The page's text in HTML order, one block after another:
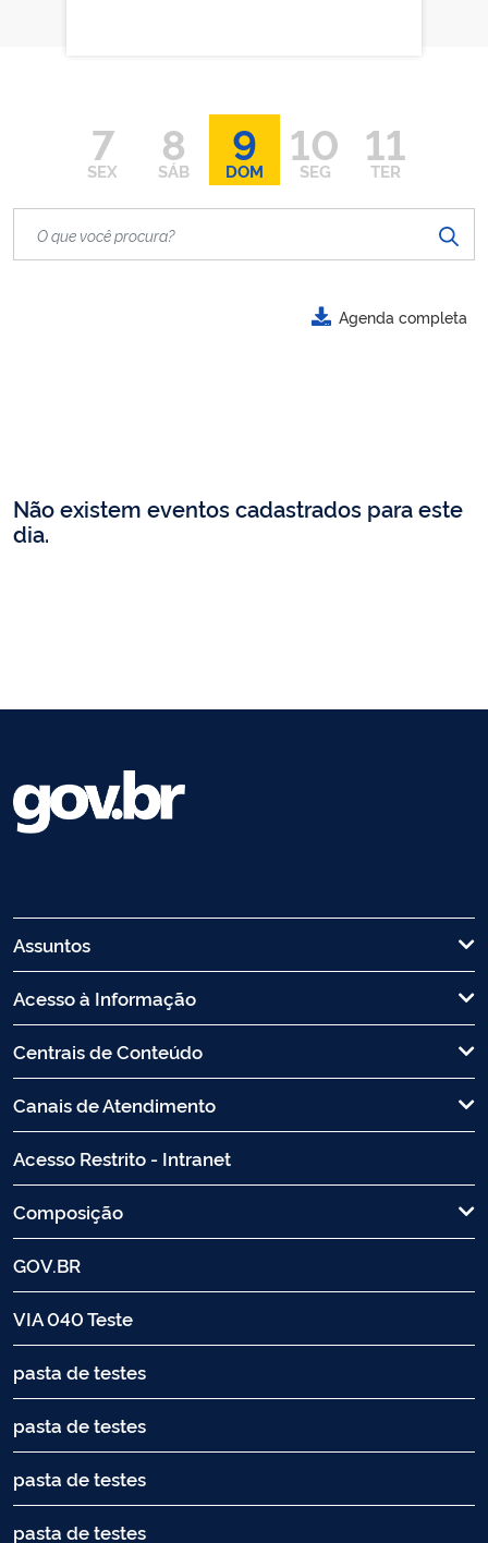
7
SEX
8
SÁB
9
DOM
10
SEG
11
TER
Agenda completa
Não existem eventos cadastrados para este
dia.
Assuntos
Acesso à Informação
Centrais de Conteúdo
Canais de Atendimento
Acesso Restrito - Intranet
Composição
GOV.BR
VIA 040 Teste
pasta de testes
pasta de testes
pasta de testes
pasta de testes